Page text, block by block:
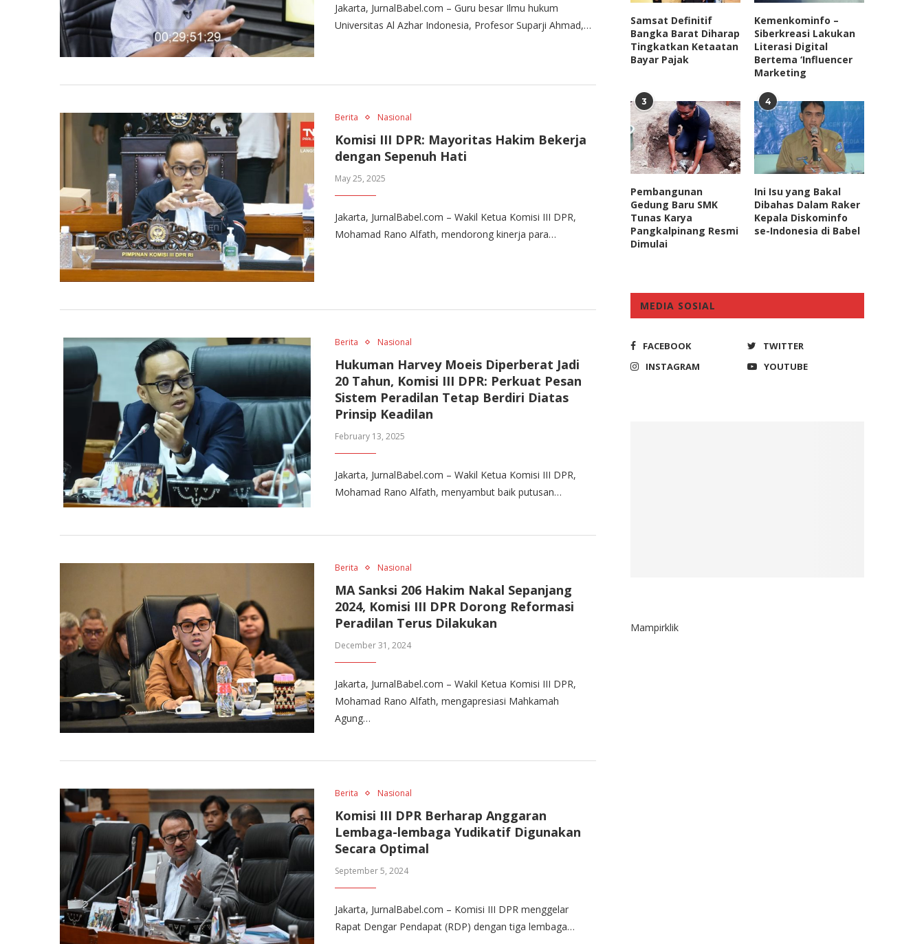
Jakarta, JurnalBabel.com – Guru besar Ilmu hukum
Universitas Al Azhar Indonesia, Profesor Suparji Ahmad,…
Berita Nasional
Komisi III DPR: Mayoritas Hakim Bekerja
dengan Sepenuh Hati
May 25, 2025
Jakarta, JurnalBabel.com – Wakil Ketua Komisi III DPR,
Mohamad Rano Alfath, mendorong kinerja para…
Berita Nasional
Hukuman Harvey Moeis Diperberat Jadi
20 Tahun, Komisi III DPR: Perkuat Pesan
Sistem Peradilan Tetap Berdiri Diatas
Prinsip Keadilan
February 13, 2025
Jakarta, JurnalBabel.com – Wakil Ketua Komisi III DPR,
Mohamad Rano Alfath, menyambut baik putusan…
Berita Nasional
MA Sanksi 206 Hakim Nakal Sepanjang
2024, Komisi III DPR Dorong Reformasi
Peradilan Terus Dilakukan
December 31, 2024
Jakarta, JurnalBabel.com – Wakil Ketua Komisi III DPR,
Mohamad Rano Alfath, mengapresiasi Mahkamah
Agung…
Berita Nasional
Komisi III DPR Berharap Anggaran
Lembaga-lembaga Yudikatif Digunakan
Secara Optimal
September 5, 2024
Jakarta, JurnalBabel.com – Komisi III DPR menggelar
Rapat Dengar Pendapat (RDP) dengan tiga lembaga…
Samsat Definitif
Bangka Barat Diharap
Tingkatkan Ketaatan
Bayar Pajak
Kemenkominfo –
Siberkreasi Lakukan
Literasi Digital
Bertema ‘Influencer
Marketing
3
Pembangunan
Gedung Baru SMK
Tunas Karya
Pangkalpinang Resmi
Dimulai
4
Ini Isu yang Bakal
Dibahas Dalam Raker
Kepala Diskominfo
se-Indonesia di Babel
MEDIA SOSIAL
FACEBOOK
TWITTER
INSTAGRAM
YOUTUBE
Mampirklik